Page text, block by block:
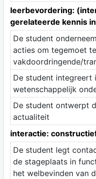
leerbevordering:
gerelateerde kennis
De student
acties om tegemoet
vakdoordringende/
De student integreert
wetenschappelijk
De student ontwerpt
actualiteit
interactie:
De student legt
de stageplaats in
het welbevinden van